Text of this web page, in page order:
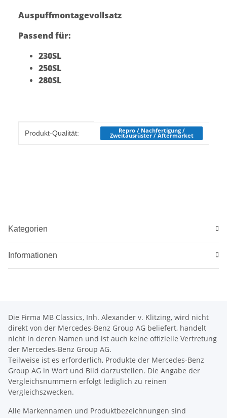
Auspuffmontagevollsatz
Passend für:
230SL
250SL
280SL
Produkteigenschaft
Wert
Produkt-Qualität: Repro / Nachfertigung /
Zweitausrüster / Aftermarket
Kategorien
Informationen
Die Firma MB Classics, Inh. Alexander v. Klitzing, wird nicht
direkt von der Mercedes-Benz Group AG beliefert, handelt
nicht in deren Namen und ist auch keine offizielle Vertretung
der Mercedes-Benz Group AG.
Teilweise ist es erforderlich, Produkte der Mercedes-Benz
Group AG in Wort und Bild darzustellen. Die Angabe der
Vergleichsnummern erfolgt lediglich zu reinen
Vergleichszwecken.
Alle Markennamen und Produktbezeichnungen sind